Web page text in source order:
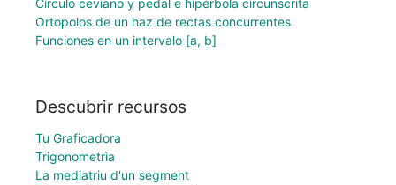
Ortopolos de un haz de rectas concurrentes
Funciones en un intervalo [a, b]
Descubrir recursos
Tu Graficadora
Trigonometrìa
La mediatriu d'un segment